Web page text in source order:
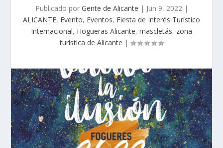
Publicado por Gente de Alicante | Jun 9, 2022|
ALICANTE, Evento, Eventos, Fiesta de Interés Turístico
Internacional, Hogueras Alicante, mascletás, zona
turística de Alicante |